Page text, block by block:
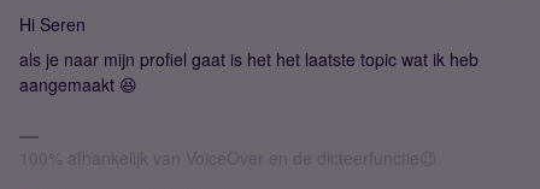
Hi Seren
als je naar mijn profiel gaat is het het laatste topic wat ik heb
aangemaakt 😆
100% afhankelijk van VoiceOver en de dicteerfunctie😉